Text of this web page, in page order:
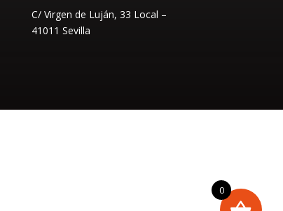
C/ Virgen de Luján, 33 Local –
41011 Sevilla
0